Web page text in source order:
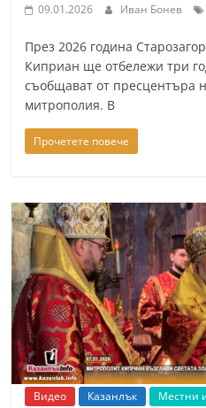
09.01.2026 Иван Бонев
През 2026 година
Киприан ще отбележи три
съобщават от пресцентъра
митрополия. В
Прочетете повече
Видео Казанлък Местни